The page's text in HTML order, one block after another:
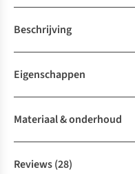
Beschrijving
Eigenschappen
Materiaal & onderhoud
Reviews(28)